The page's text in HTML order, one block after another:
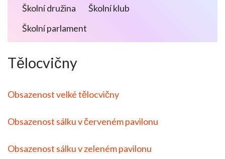
Školní družina
Školní klub
Školní parlament
Tělocvičny
Obsazenost velké tělocvičny
Obsazenost sálku v červeném pavilonu
Obsazenost sálku v zeleném pavilonu